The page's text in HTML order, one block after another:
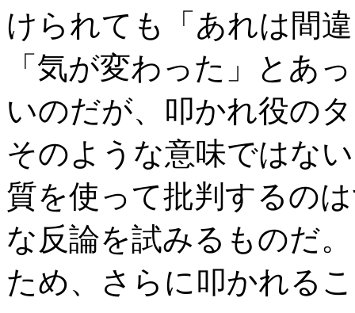
けられても「あれは間
「気が変わった」とあ
いのだが、叩かれ役の
そのような意味ではな
質を使って批判するの
な反論を試みるものだ
ため、さらに叩かれる